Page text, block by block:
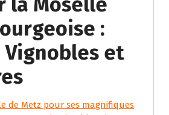
:
Vignobles et
de Metz pour ses magnifiques